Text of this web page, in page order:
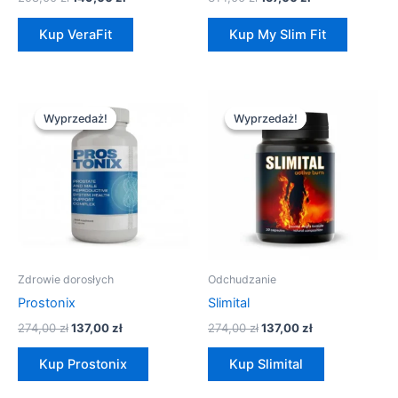
Kup VeraFit Kup My Slim Fit
Wyprzedaż!
Wyprzedaż!
Zdrowie dorosłych
Prostonix
274,00zł
cena
wynosiła:
274,00 zł.
137,00zł
cena
wynosi:
137,00 zł.
Kup Prostonix
Wyprzedaż!
Wyprzedaż!
Odchudzanie
Slimital
274,00zł
cena
wynosiła:
274,00 zł.
137,00zł
cena
wynosi:
137,00 zł.
Kup Slimital